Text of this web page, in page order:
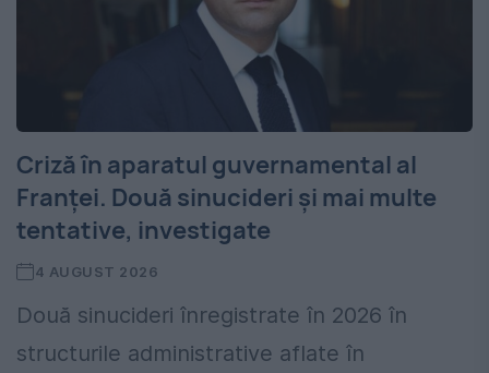
Criză în aparatul guvernamental al
Franței. Două sinucideri și mai multe
tentative, investigate
4 AUGUST 2026
Două sinucideri înregistrate în 2026 în
structurile administrative aflate în